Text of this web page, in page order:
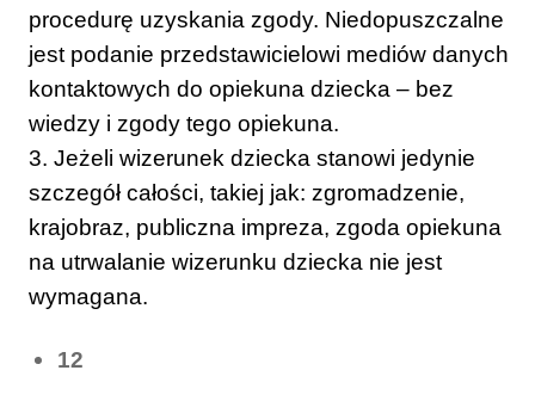
procedurę uzyskania zgody. Niedopuszczalne
jest podanie przedstawicielowi mediów danych
kontaktowych do opiekuna dziecka – bez
wiedzy i zgody tego opiekuna.
3. Jeżeli wizerunek dziecka stanowi jedynie
szczegół całości, takiej jak: zgromadzenie,
krajobraz, publiczna impreza, zgoda opiekuna
na utrwalanie wizerunku dziecka nie jest
wymagana.
12